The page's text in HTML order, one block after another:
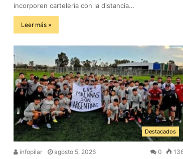
incorporen cartelería con la distancia…
Leer más »
Destacados
infopilar agosto 5, 2026 0